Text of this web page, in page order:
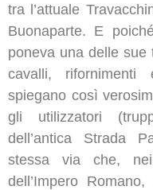
tra l’attuale
Buonaparte. E
poneva una delle sue
cavalli,
spiegano così
gli utilizzatori
dell’antica Strada
stessa via che,
dell’Impero